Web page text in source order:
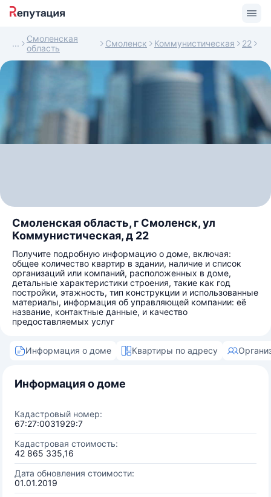
Смоленская
область
Смоленск Коммунистическая 22
Смоленская область, г Смоленск, ул
Коммунистическая, д 22
Получите подробную информацию о доме, включая:
общее количество квартир в здании, наличие и список
организаций или компаний, расположенных в доме,
детальные характеристики строения, такие как год
постройки, этажность, тип конструкции и использованные
материалы, информация об управляющей компании: её
название, контактные данные, и качество
предоставляемых услуг
Информация о доме Квартиры по адресу
Информация о доме
Кадастровый номер:
67:27:0031929:7
Кадастровая стоимость:
42 865 335,16
Дата обновления стоимости:
01.01.2019